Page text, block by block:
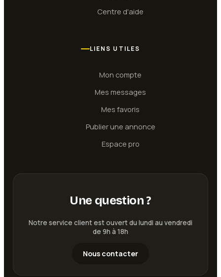
Centre d'aide
LIENS UTILES
Mon compte
Mes messages
Mes favoris
Publier une annonce
Espace pro
Une question ?
Notre service client est ouvert du lundi au vendredi
de 9h à 18h
Nous contacter